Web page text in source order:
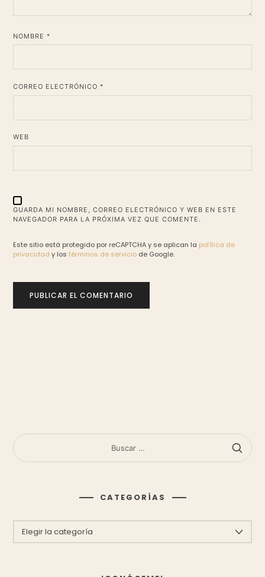
NOMBRE *
CORREO ELECTRÓNICO *
WEB
GUARDA MI NOMBRE, CORREO ELECTRÓNICO Y WEB EN ESTE
NAVEGADOR PARA LA PRÓXIMA VEZ QUE COMENTE.
Este sitio está protegido por reCAPTCHA y se aplican la política de
privacidad y lostérminos de servicio de Google.
BUSCAR:
CATEGORÍAS